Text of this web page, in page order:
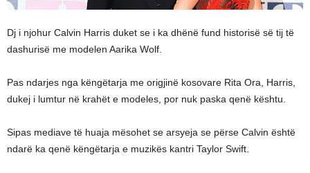
Dj i njohur Calvin Harris duket se i ka dhënë fund historisë së tij të
dashurisë me modelen Aarika Wolf.
Pas ndarjes nga këngëtarja me origjinë kosovare Rita Ora, Harris,
dukej i lumtur në krahët e modeles, por nuk paska qenë kështu.
Sipas mediave të huaja mësohet se arsyeja se përse Calvin është
ndarë ka qenë këngëtarja e muzikës kantri Taylor Swift.